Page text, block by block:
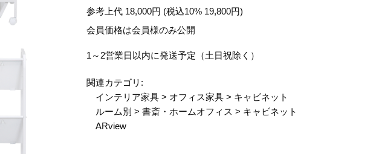
参考上代 18,000円 (税込10% 19,800円)
会員価格は会員様のみ公開
1～2営業日以内に発送予定（土日祝除く）
関連カテゴリ:
インテリア家具 > オフィス家具 > キャビネット
ルーム別 >書斎・ホームオフィス > キャビネット
ARview